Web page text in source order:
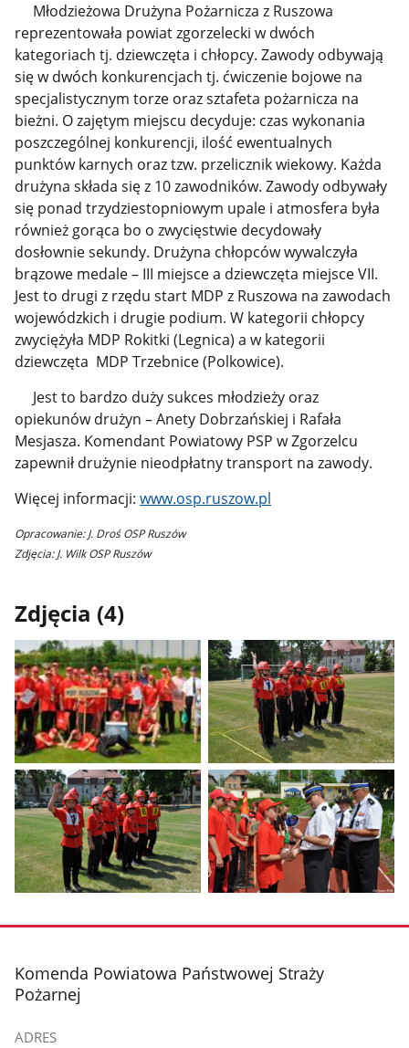
Młodzieżowa Drużyna Pożarnicza z Ruszowa
reprezentowała powiat zgorzelecki w dwóch
kategoriach tj. dziewczęta i chłopcy. Zawody odbywają
się w dwóch konkurencjach tj. ćwiczenie bojowe na
specjalistycznym torze oraz sztafeta pożarnicza na
bieżni. O zajętym miejscu decyduje: czas wykonania
poszczególnej konkurencji, ilość ewentualnych
punktów karnych oraz tzw. przelicznik wiekowy. Każda
drużyna składa się z 10 zawodników. Zawody odbywały
się ponad trzydziestopniowym upale i atmosfera była
również gorąca bo o zwycięstwie decydowały
dosłownie sekundy. Drużyna chłopców wywalczyła
brązowe medale – III miejsce a dziewczęta miejsce VII.
Jest to drugi z rzędu start MDP z Ruszowa na zawodach
wojewódzkich i drugie podium. W kategorii chłopcy
zwyciężyła MDP Rokitki (Legnica) a w kategorii
dziewczęta MDP Trzebnice (Polkowice).
Jest to bardzo duży sukces młodzieży oraz
opiekunów drużyn – Anety Dobrzańskiej i Rafała
Mesjasza. Komendant Powiatowy PSP w Zgorzelcu
zapewnił drużynie nieodpłatny transport na zawody.
Więcej informacji:www.osp.ruszow.pl
Opracowanie: J. Droś OSP Ruszów
Zdjęcia: J. Wilk OSP Ruszów
Zdjęcia (4)
Pokaż
zdjęcie
1
z
galerii.
Pokaż
zdjęcie
2
z
galerii.
zdjęcie
galerii.
zdjęcie
galerii.
stopka
Komenda Powiatowa Państwowej Straży
Pożarnej
ADRES